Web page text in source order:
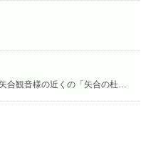
音様の近くの「矢合の杜」へ。